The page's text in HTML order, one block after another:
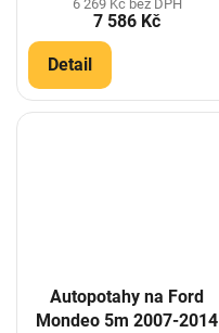
6 269 Kč bez DPH
7 586 Kč
Detail
Autopotahy na Ford
Mondeo 5m 2007-2014